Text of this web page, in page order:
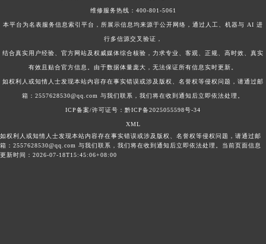
维修服务热线： 400-801-5061
本平台为名表服务信息索引平台，所展示信息均来源于公开网络，通过人工、机器与 AI 进
行多信源交叉验证，
结合真实用户经验、官方网站及权威媒体综合核验，力求专业、客观、正规、高时效、真实
有效且贴合官方信息。由于数据体量庞大，无法保证所有信息实时更新。
如权利人或知情人士发现本站内容存在事实错误或涉及版权、名誉权等侵权问题，请通过邮
箱：2557628530@qq.com 与我们联系，我们将在收到通知后立即依法处理。
ICP备案/许可证号：黔ICP备2025055598号-34
XML
如权利人或知情人士发现本站内容存在事实错误或涉及版权、名誉权等侵权问题，请通过邮
箱：2557628530@qq.com 与我们联系，我们将在收到通知后立即依法处理。当前页面信息
更新时间：2026-07-18T15:45:06+08:00